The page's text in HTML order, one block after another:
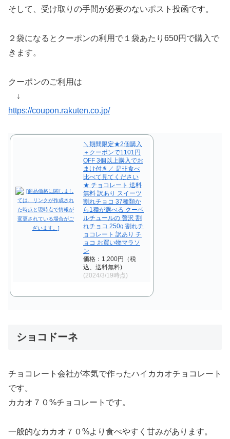
そして、受け取りの手間が必要のないポスト投函です。
２袋になるとクーポンの利用で１袋あたり650円で購入で
きます。
クーポンのご利用は
↓
https://coupon.rakuten.co.jp/
＼期間限定★2個購入
＋クーポンで1101円
OFF 3個以上購入でお
まけ付き／ 是非食べ
比べて見てください
★ チョコレート 送料
無料 訳あり スイーツ
割れチョコ 37種類か
ら1種が選べる クーベ
ルチュールの 贅沢 割
れチョコ 250g 割れチ
ョコレート 訳あり チ
ョコ お買い物マラソ
ン
価格：1,200円（税
込、送料無料)
(2024/3/19時点)
ショコドーネ
チョコレート会社が本気で作ったハイカカオチョコレート
です。
カカオ７０%チョコレートです。
一般的なカカオ７０%より食べやすく甘みがあります。